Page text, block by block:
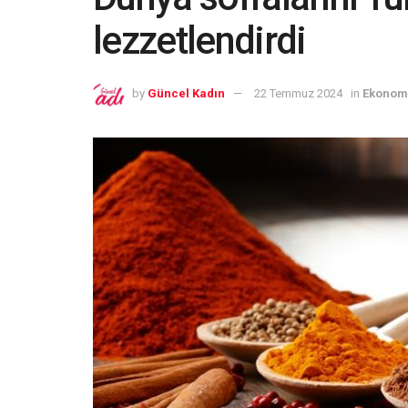
lezzetlendirdi
by Güncel Kadın 22 Temmuz 2024 in